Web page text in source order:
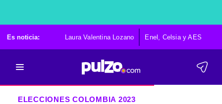
Es noticia: Laura Valentina Lozano Enel, Celsia y AES
ELECCIONES COLOMBIA 2023